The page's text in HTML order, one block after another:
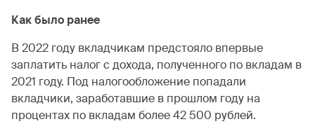
Как было ранее
В 2022 году вкладчикам предстояло впервые
заплатить налог с дохода, полученного по вкладам в
2021 году. Под налогообложение попадали
вкладчики, заработавшие в прошлом году на
процентах по вкладам более 42 500 рублей.